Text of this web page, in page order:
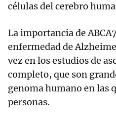
células del cerebro
La importancia de
enfermedad de
vez en los estudios de
completo, que son
genoma humano en las
personas.